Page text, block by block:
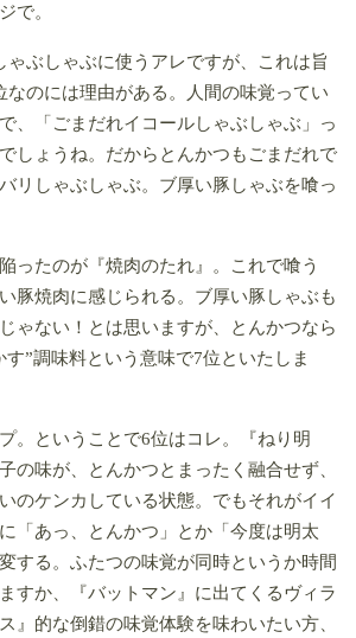
で。
ゃぶしゃぶに使うアレですが、これは旨
なのには理由がある。人間の味覚ってい
、「ごまだれイコールしゃぶしゃぶ」っ
しょうね。だからとんかつもごまだれで
リしゃぶしゃぶ。ブ厚い豚しゃぶを喰っ
ったのが『焼肉のたれ』。これで喰う
豚焼肉に感じられる。ブ厚い豚しゃぶも
ゃない！とは思いますが、とんかつなら
す”調味料という意味で7位といたしま
。ということで6位はコレ。『ねり明
の味が、とんかつとまったく融合せず、
のケンカしている状態。でもそれがイイ
「あっ、とんかつ」とか「今度は明太
する。ふたつの味覚が同時というか時間
すか、『バットマン』に出てくるヴィラ
』的な倒錯の味覚体験を味わいたい方、